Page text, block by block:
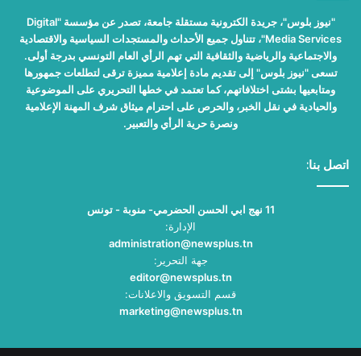
"نيوز بلوس"، جريدة الكترونية مستقلة جامعة، تصدر عن مؤسسة "Digital
Media Services"، تتناول جميع الأحداث والمستجدات السياسية والاقتصادية
والاجتماعية والرياضية والثقافية التي تهم الرأي العام التونسي بدرجة أولى.
تسعى "نيوز بلوس" إلى تقديم مادة إعلامية مميزة ترقى لتطلعات جمهورها
ومتابعيها بشتى اختلافاتهم، كما تعتمد في خطها التحريري على الموضوعية
والحيادية في نقل الخبر، والحرص على احترام ميثاق شرف المهنة الإعلامية
ونصرة حرية الرأي والتعبير.
اتصل بنا:
11 نهج ابي الحسن الحضرمي- منوبة - تونس
الإدارة:
administration@newsplus.tn
جهة التحرير:
editor@newsplus.tn
قسم التسويق والاعلانات:
marketing@newsplus.tn